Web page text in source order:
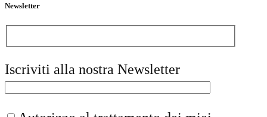
Newsletter
Iscriviti alla nostra Newsletter